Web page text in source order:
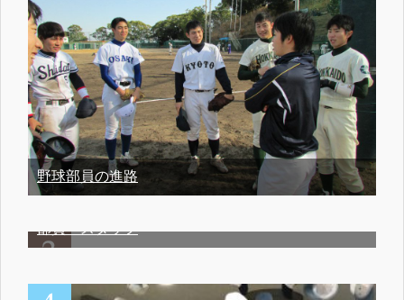
野球部員の進路
部員・スタッフ